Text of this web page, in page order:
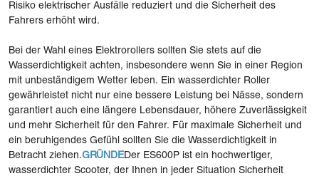
Risiko elektrischer Ausfälle reduziert und die Sicherheit des
Fahrers erhöht wird.
Bei der Wahl eines Elektrorollers sollten Sie stets auf die
Wasserdichtigkeit achten, insbesondere wenn Sie in einer Region
mit unbeständigem Wetter leben. Ein wasserdichter Roller
gewährleistet nicht nur eine bessere Leistung bei Nässe, sondern
garantiert auch eine längere Lebensdauer, höhere Zuverlässigkeit
und mehr Sicherheit für den Fahrer. Für maximale Sicherheit und
ein beruhigendes Gefühl sollten Sie die Wasserdichtigkeit in
Betracht ziehen.GRÜNDEDer ES600P ist ein hochwertiger,
wasserdichter Scooter, der Ihnen in jeder Situation Sicherheit